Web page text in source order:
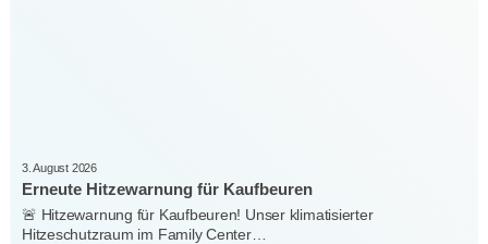
3. August 2026
Erneute Hitzewarnung für Kaufbeuren
🚨 Hitzewarnung für Kaufbeuren! Unser klimatisierter
Hitzeschutzraum im Family Center…